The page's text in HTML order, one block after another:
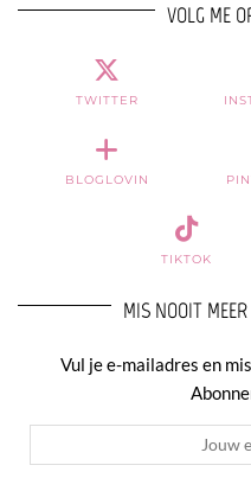
VOLG ME
TWITTER
BLOGLOVIN
TIKTOK
MIS NOOIT
Vul je e-mailadres en
e-